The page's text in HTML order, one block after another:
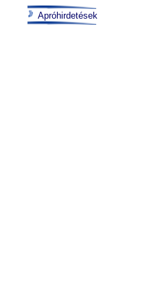
Apróhirdetések